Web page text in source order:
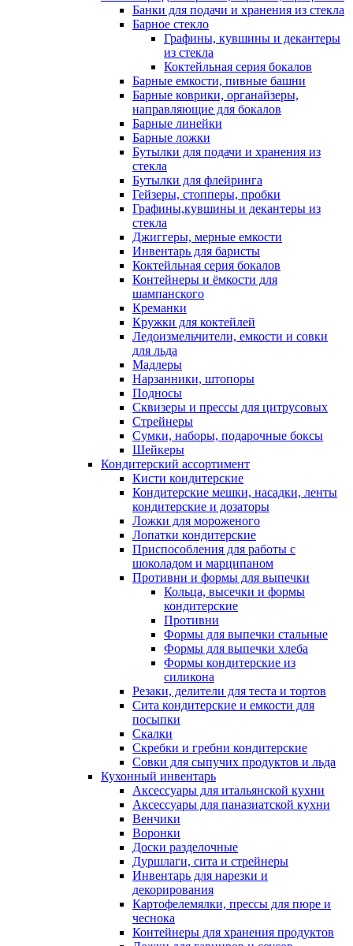
Банки для подачи и хранения из стекла
Барное стекло
Графины, кувшины и декантеры
из стекла
Коктейльная серия бокалов
Барные емкости, пивные башни
Барные коврики, органайзеры,
направляющие для бокалов
Барные линейки
Барные ложки
Бутылки для подачи и хранения из
стекла
Бутылки для флейринга
Гейзеры, стопперы, пробки
Графины,кувшины и декантеры из
стекла
Джиггеры, мерные емкости
Инвентарь для баристы
Коктейльная серия бокалов
Контейнеры и ёмкости для
шампанского
Креманки
Кружки для коктейлей
Ледоизмельчители, емкости и совки
для льда
Мадлеры
Нарзанники, штопоры
Подносы
Сквизеры и прессы для цитрусовых
Стрейнеры
Сумки, наборы, подарочные боксы
Шейкеры
Кондитерский ассортимент
Кисти кондитерские
Кондитерские мешки, насадки, ленты
кондитерские и дозаторы
Ложки для мороженого
Лопатки кондитерские
Приспособления для работы с
шоколадом и марципаном
Противни и формы для выпечки
Кольца, высечки и формы
кондитерские
Противни
Формы для выпечки стальные
Формы для выпечки хлеба
Формы кондитерские из
силикона
Резаки, делители для теста и тортов
Сита кондитерские и емкости для
посыпки
Скалки
Скребки и гребни кондитерские
Совки для сыпучих продуктов и льда
Кухонный инвентарь
Аксессуары для итальянской кухни
Аксессуары для паназиатской кухни
Венчики
Воронки
Доски разделочные
Дуршлаги, сита и стрейнеры
Инвентарь для нарезки и
декорирования
Картофелемялки, прессы для пюре и
чеснока
Контейнеры для хранения продуктов